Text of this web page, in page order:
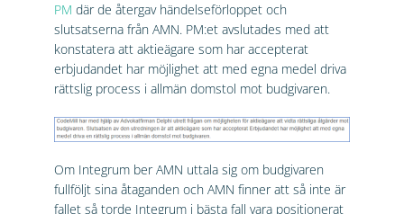
PM där de återgav händelseförloppet och
slutsatserna från AMN. PM:et avslutades med att
konstatera att aktieägare som har accepterat
erbjudandet har möjlighet att med egna medel driva
rättslig process i allmän domstol mot budgivaren.
Om Integrum ber AMN uttala sig om budgivaren
fullföljt sina åtaganden och AMN finner att så inte är
fallet så torde Integrum i bästa fall vara positionerat